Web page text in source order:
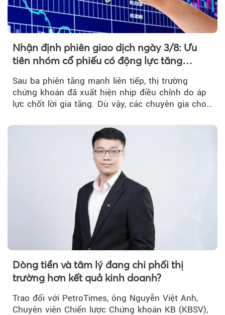
Nhận định phiên giao dịch ngày 3/8: Ưu
tiên nhóm cổ phiếu có động lực tăng
Sau ba phiên tăng mạnh liên tiếp, thị trường
chứng khoán đã xuất hiện nhịp điều chỉnh do áp
lực chốt lời gia tăng. Dù vậy, các chuyên gia cho
Dòng tiền và tâm lý đang chi phối thị
trường hơn kết quả kinh doanh?
Trao đổi với PetroTimes, ông Nguyễn Việt Anh,
Chuyên viên Chiến lược Chứng khoán KB (KBSV),